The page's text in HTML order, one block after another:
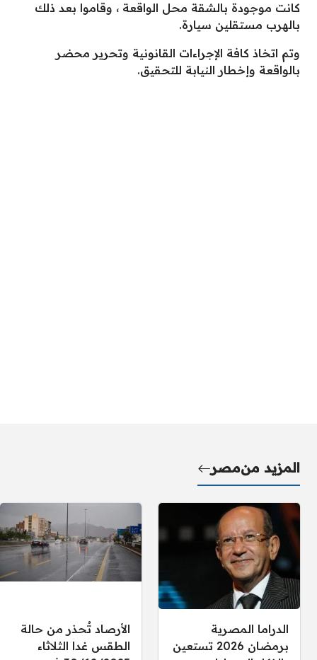
كانت موجودة بالشقة محل الواقعة ، وقاموا بعد ذلك
بالهرب مستقلين سيارة.
وتم اتخاذ كافة الإجراءات القانونية وتحرير محضر
بالواقعة وإخطار النيابة للتحقيق.
المزيد منمصر
الدراما المصرية
برمضان 2026 تستعين
الأرصاد تُحذر من حالة
الطقس غدا الثلاثاء